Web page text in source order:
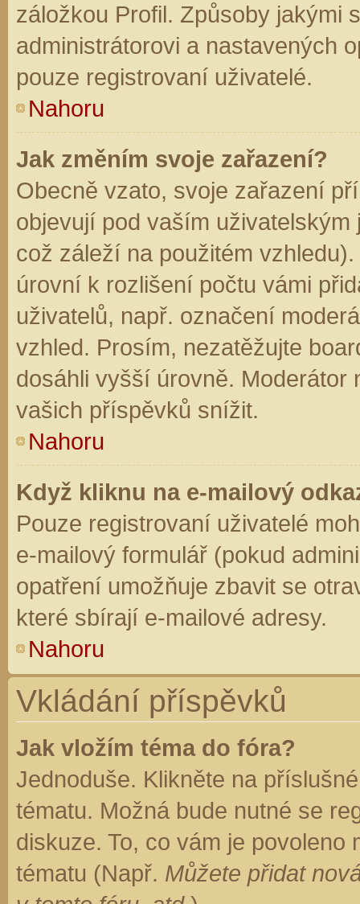
záložkou Profil. Způsoby jakými
administrátorovi a nastavených
pouze registrovaní uživatelé.
Nahoru
Jak změním svoje zařazení?
Obecně vzato, svoje zařazení
objevují pod vaším
což záleží na použitém
úrovní k rozlišení počtu vámi
uživatelů, např. označení
vzhled. Prosím, nezatěžujte
dosáhli vyšší úrovně. Moderátor
vašich příspěvků snížit.
Nahoru
Když kliknu na e-mailový
Pouze registrovaní uživatelé
e-mailový formulář (pokud
opatření umožňuje zbavit se
které sbírají e-mailové adresy.
Nahoru
Vkládání příspěvků
Jak vložím téma do fóra?
Jednoduše. Klikněte na
tématu. Možná bude nutné se
diskuze. To, co vám je
tématu (Např. Můžete přidat